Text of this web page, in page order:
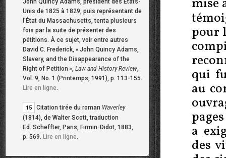
mise
pour
qui
au
a
des
John Quincy Adams, président des États-
Unis de 1825 à 1829, puis représentant de
l’État du Massachusetts, tenta plusieurs
fois par la suite de présenter des
pétitions. À ce sujet, voir entre autres
David C. Frederick, « John Quincy Adams,
Slavery, and the Disappearance of the
Right of Petition »,Law and History Review,
Vol. 9, No. 1 (Printemps, 1991), p. 113-155.
Lire en ligne.
15 Citation tirée du roman Waverley
(1814), de Walter Scott, traduction
Ed. Scheffter, Paris, Firmin-Didot, 1883,
p. 569.Lire en ligne.